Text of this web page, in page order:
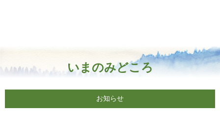
いまのみどころ
お知らせ